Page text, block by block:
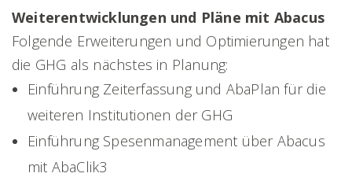
Weiterentwicklungen und Pläne mit Abacus
Folgende Erweiterungen und Optimierungen hat
die GHG als nächstes in Planung:
Einführung Zeiterfassung und AbaPlan für die
weiteren Institutionen der GHG
Einführung Spesenmanagement über Abacus
mit AbaClik3